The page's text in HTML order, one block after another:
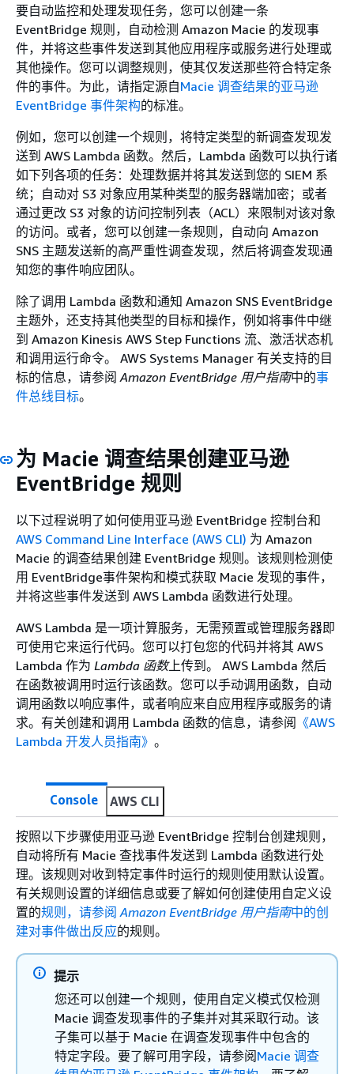
要自动监控和处理发现任务，您可以创建一条
EventBridge 规则，自动检测 Amazon Macie 的发现事
件，并将这些事件发送到其他应用程序或服务进行处理或
其他操作。您可以调整规则，使其仅发送那些符合特定条
件的事件。为此，请指定源自Macie 调查结果的亚马逊
EventBridge 事件架构的标准。
例如，您可以创建一个规则，将特定类型的新调查发现发
送到 AWS Lambda 函数。然后，Lambda 函数可以执行诸
如下列各项的任务：处理数据并将其发送到您的 SIEM 系
统；自动对 S3 对象应用某种类型的服务器端加密；或者
通过更改 S3 对象的访问控制列表（ACL）来限制对该对象
的访问。或者，您可以创建一条规则，自动向 Amazon
SNS 主题发送新的高严重性调查发现，然后将调查发现通
知您的事件响应团队。
除了调用 Lambda 函数和通知 Amazon SNS EventBridge
主题外，还支持其他类型的目标和操作，例如将事件中继
到 Amazon Kinesis AWS Step Functions 流、激活状态机
和调用运行命令。 AWS Systems Manager 有关支持的目
标的信息，请参阅 Amazon EventBridge 用户指南中的事
件总线目标。
为 Macie 调查结果创建亚马逊
EventBridge 规则
以下过程说明了如何使用亚马逊 EventBridge 控制台和
AWS Command Line Interface (AWS CLI) 为 Amazon
Macie 的调查结果创建 EventBridge 规则。该规则检测使
用 EventBridge事件架构和模式获取 Macie 发现的事件，
并将这些事件发送到 AWS Lambda 函数进行处理。
AWS Lambda 是一项计算服务，无需预置或管理服务器即
可使用它来运行代码。您可以打包您的代码并将其 AWS
Lambda 作为 Lambda 函数上传到。 AWS Lambda 然后
在函数被调用时运行该函数。您可以手动调用函数，自动
调用函数以响应事件，或者响应来自应用程序或服务的请
求。有关创建和调用 Lambda 函数的信息，请参阅 《AWS
Lambda 开发人员指南》 。
Console AWS CLI
按照以下步骤使用亚马逊 EventBridge 控制台创建规则，
自动将所有 Macie 查找事件发送到 Lambda 函数进行处
理。该规则对收到特定事件时运行的规则使用默认设置。
有关规则设置的详细信息或要了解如何创建使用自定义设
置的规则，请参阅Amazon EventBridge 用户指南中的创
建对事件做出反应的规则。
提示
您还可以创建一个规则，使用自定义模式仅检测
Macie 调查发现事件的子集并对其采取行动。该
子集可以基于 Macie 在调查发现事件中包含的
特定字段。要了解可用字段，请参阅Macie 调查